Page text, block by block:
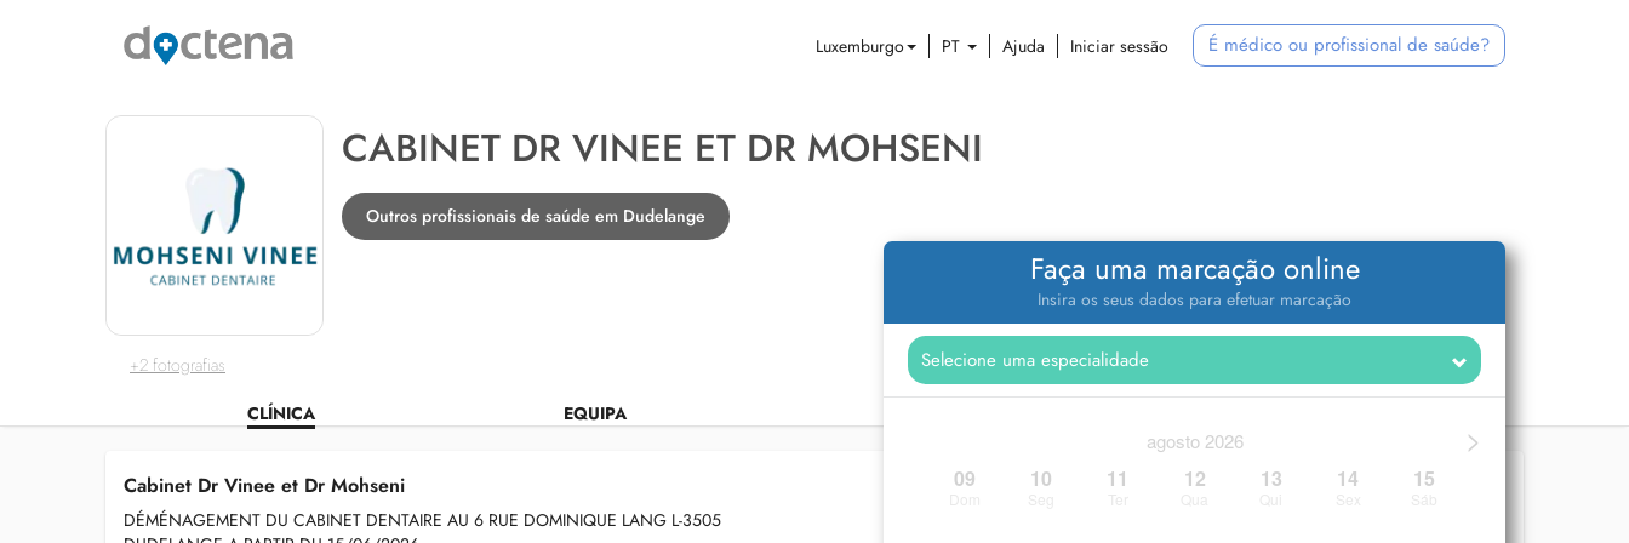
Luxemburgo PT Ajuda Iniciar sessão É médico ou profissional de saúde?
+2 fotografias
CABINET DR VINEE ET DR MOHSENI
Outros profissionais de saúde em Dudelange
CLÍNICA EQUIPA
Faça uma marcação online
Insira os seus dados para efetuar marcação
>
agosto 2026
09 10 11 12 13 14 15
Cabinet Dr Vinee et Dr Mohseni
DÉMÉNAGEMENT DU CABINET DENTAIRE AU 6 RUE DOMINIQUE LANG L-3505